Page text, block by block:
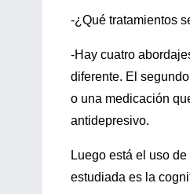
-¿Qué tratamientos
-Hay cuatro
diferente. El
o una medicación
antidepresivo.
Luego está el uso
estudiada es la